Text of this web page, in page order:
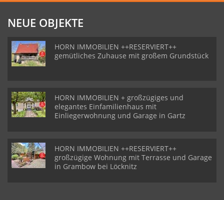
NEUE OBJEKTE
HORN IMMOBILIEN ++RESERVIERT++
gemütliches Zuhause mit großem Grundstück
HORN IMMOBILIEN + großzügiges und
elegantes Einfamilienhaus mit
Einliegerwohnung und Garage in Gartz
HORN IMMOBILIEN ++RESERVIERT++
großzügige Wohnung mit Terrasse und Garage
in Grambow bei Löcknitz